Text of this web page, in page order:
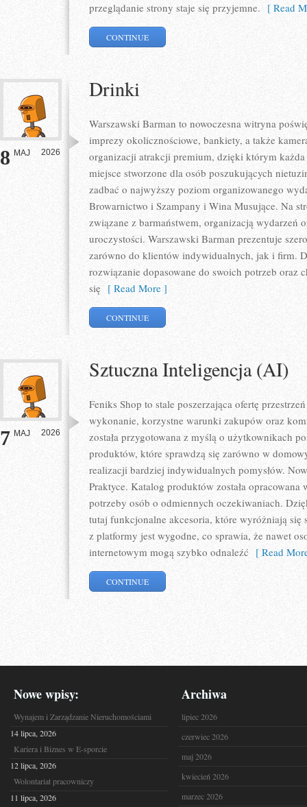
przeglądanie strony staje się przyjemne. [ Read
CONTINUE
8 MAJ 2026
Drinki
Warszawski Barman to nowoczesna witryna
imprezy okolicznościowe, bankiety, a także
organizacji atrakcji premium, dzięki którym
miejsce stworzone dla osób poszukujących
zadbać o najwyższy poziom organizowanego
Browarnictwo i Szampany i Wina Musujące. Na
związane z barmaństwem, organizacją wydarzeń
uroczystości. Warszawski Barman prezentuje
zarówno do klientów indywidualnych, jak i firm.
rozwiązanie dopasowane do swoich potrzeb oraz
się [ Read More ]
CONTINUE
7 MAJ 2026
Sztuczna Inteligencja (AI)
Feniks Shop to stale poszerzająca ofertę
wykonanie, korzystne warunki zakupów oraz
została przygotowana z myślą o użytkownikach
produktów, które sprawdzą się zarówno w
realizacji bardziej indywidualnych pomysłów.
Praktyce. Katalog produktów została
potrzeby osób o odmiennych oczekiwaniach.
tutaj funkcjonalne akcesoria, które wyróżniają
z platformy jest wygodne, co sprawia, że nawet
internetowym mogą szybko odnaleźć [ Read
CONTINUE
Nowe wpisy:
Wynajem i Zarządzanie Nieruchomościami
14 lipca, 2026
Kariera i Biznes w E-sporcie
12 lipca, 2026
Wolontariat pracowniczy
11 lipca, 2026
Archiwa
lipiec 2026
czerwiec 2026
maj 2026
kwiecień 2026
marzec 2026